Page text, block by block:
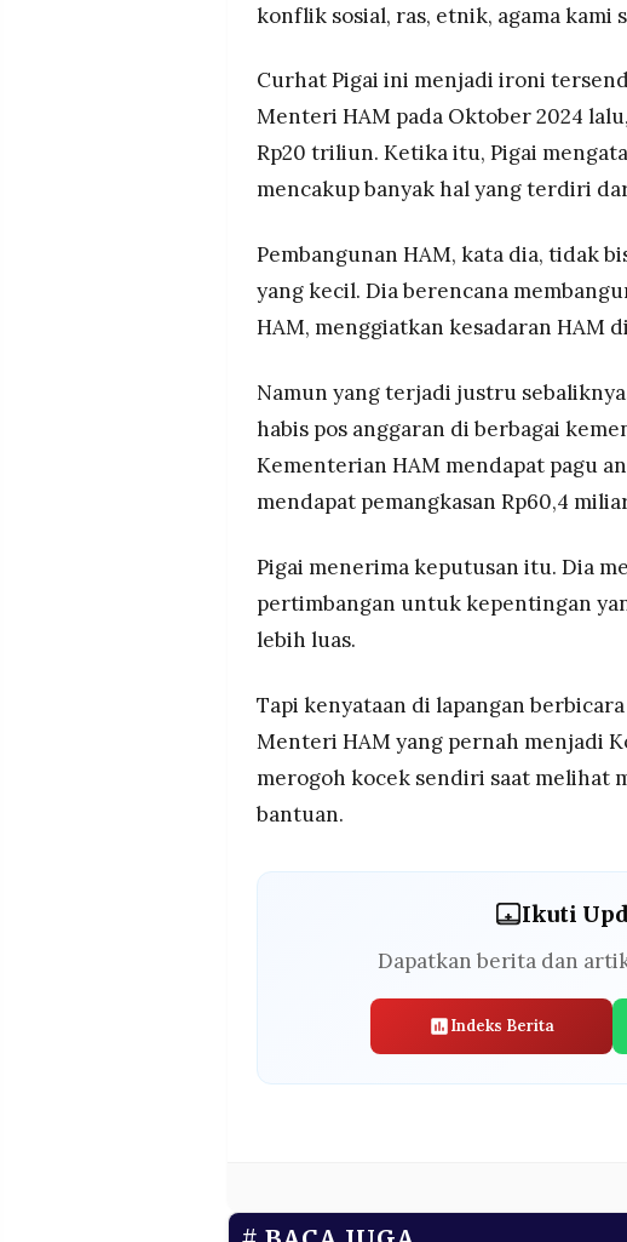
konflik sosial, ras, etnik, agama kami
Curhat Pigai ini menjadi ironi
Menteri HAM pada Oktober 2024
Rp20 triliun. Ketika itu, Pigai
mencakup banyak hal yang terdiri
Pembangunan HAM, kata dia, tidak
yang kecil. Dia berencana
HAM, menggiatkan kesadaran HAM
Namun yang terjadi justru
habis pos anggaran di berbagai
Kementerian HAM mendapat pagu
mendapat pemangkasan Rp60,4
Pigai menerima keputusan itu. Dia
pertimbangan untuk kepentingan
lebih luas.
Tapi kenyataan di lapangan
Menteri HAM yang pernah menjadi
merogoh kocek sendiri saat melihat
bantuan.
Ikuti
Dapatkan berita dan
Indeks Berita